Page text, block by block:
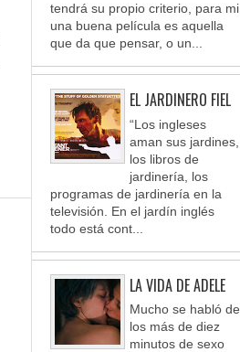
tendrá su propio criterio, para mi
una buena película es aquella
que da que pensar, o un...
EL JARDINERO FIEL
“Los ingleses
aman sus jardines,
los libros de
jardinería, los
programas de jardinería en la
televisión. En el jardín inglés
todo está cont...
LA VIDA DE ADELE
Mucho se habló de
los más de diez
minutos de sexo